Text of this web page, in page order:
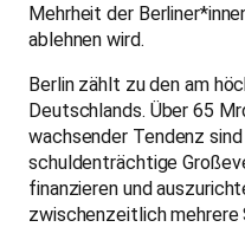
Mehrheit der
ablehnen wird.
Berlin zählt zu den am
Deutschlands. Über 65
wachsender Tendenz
schuldenträchtige
finanzieren und
zwischenzeitlich